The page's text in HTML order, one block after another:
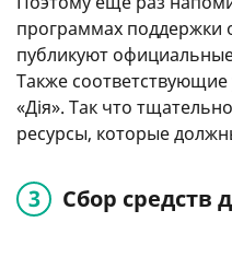
программах поддержки
публикуют
Также
«Дія». Так что
ресурсы, которые
Сбор средств